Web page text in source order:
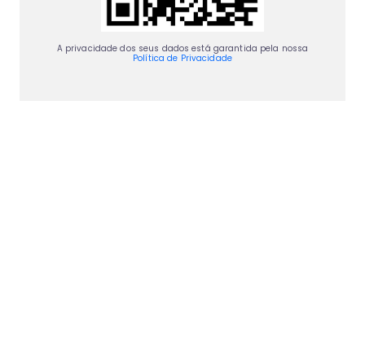
A privacidade dos seus dados está garantida pela nossa
Política de Privacidade